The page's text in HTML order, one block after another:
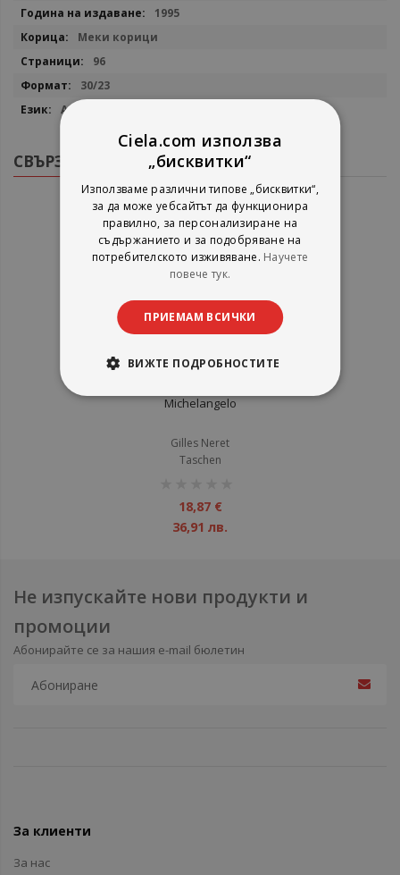
1995
Меки корици
96
30/23
Английски
СВЪРЗАНИ ПРОДУКТИ
Michelangelo
Gilles Neret
Taschen
18,87 €
36,91 лв.
Не изпускайте нови продукти и
промоции
Абонирайте се за нашия e-mail бюлетин
За клиенти
За нас
Ciela.com използва
„бисквитки“
Използваме различни типове „бисквитки“,
за да може уебсайтът да функционира
правилно, за персонализиране на
съдържанието и за подобряване на
потребителското изживяване. Научете
повече тук.
ПРИЕМАМ ВСИЧКИ
ВИЖТЕ ПОДРОБНОСТИТЕ